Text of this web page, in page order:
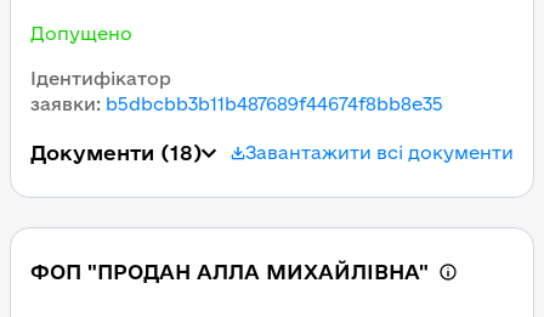
Допущено
Ідентифікатор
заявки: b5dbcbb3b11b487689f44674f8bb8e35
Документи (18) Завантажити всі документи
ФОП "ПРОДАН АЛЛА МИХАЙЛІВНА"